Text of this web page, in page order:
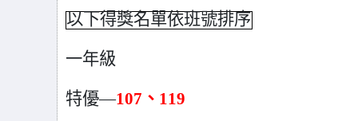
以下得獎名單依班號排序
一年級
特優—107 、119